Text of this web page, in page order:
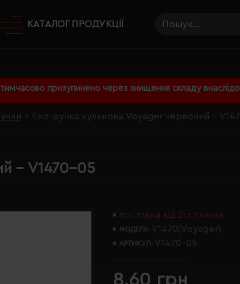
призупинено через знищення складу
КАТАЛОГ ПРОДУКЦІЇ
Еко-ручка кулькова Voyager червоний -
- V1470-05
поставка від 2-х тижнів
МОДЕЛЬ: V1470(Voyager)
АРТИКУЛ: V1470-05
8.60 грн